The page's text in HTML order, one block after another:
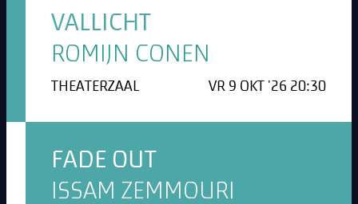
VALLICHT
ROMIJN CONEN
THEATERZAAL VR 9 OKT '26 20:30
FADE OUT
ISSAM ZEMMOURI